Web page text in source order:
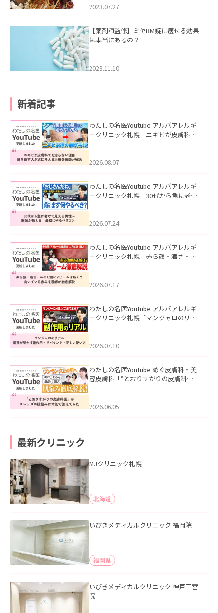
2023.07.27
【薬剤師監修】ミヤBM錠に痩せる効果
は本当にあるの？
2023.11.10
新着記事
わたしの名医Youtube アルバアレルギ
ークリニック札幌「ニキビが皮膚科で
ました。
2026.08.07
わたしの名医Youtube アルバアレルギ
ークリニック札幌「30代から急に老け
た。
2026.07.24
わたしの名医Youtube アルバアレルギ
ークリニック札幌「赤ら顔・酒さ・ニ
した。
2026.07.17
わたしの名医Youtube アルバアレルギ
ークリニック札幌「マンジャロのリア
た。
2026.07.10
わたしの名医Youtube めぐ皮膚科・美
容皮膚科「”とおりすがりの皮膚科
2026.06.05
最新クリニック
MJクリニック札幌
北海道
いびきメディカルクリニック 福岡院
福岡県
いびきメディカルクリニック 神戸三宮
院